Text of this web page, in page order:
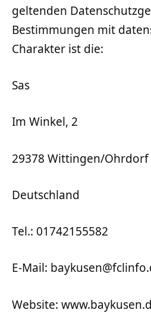
geltenden
Bestimmungen mit
Charakter ist die:
Sas
Im Winkel, 2
29378 Wittingen/Ohrdorf
Deutschland
Tel.: 01742155582
E-Mail:
Website: